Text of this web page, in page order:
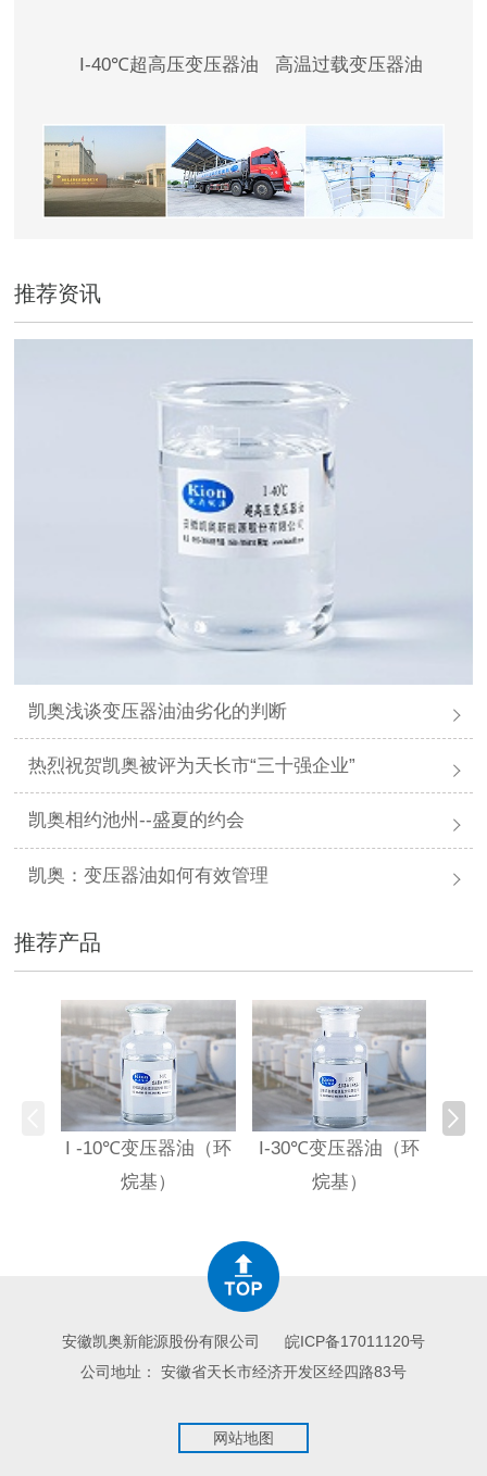
I-40℃超高压变压器油 高温过载变压器油
推荐资讯
凯奥浅谈变压器油油劣化的判断
热烈祝贺凯奥被评为天长市“三十强企业”
凯奥相约池州--盛夏的约会
凯奥：变压器油如何有效管理
推荐产品
I -10℃变压器油（环
烷基）
I-30℃变压器油（环
烷基）
安徽凯奥新能源股份有限公司
皖ICP备17011120号
公司地址： 安徽省天长市经济开发区经四路83号
网站地图